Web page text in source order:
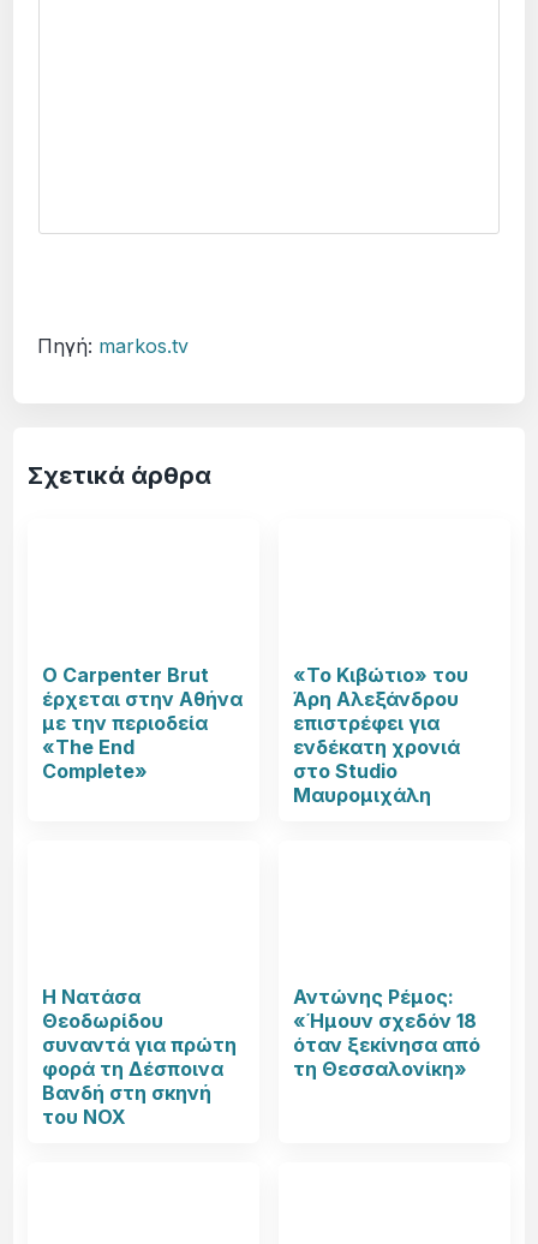
Πηγή: markos.tv
Σχετικά άρθρα
Ο Carpenter Brut
έρχεται στην Αθήνα
με την περιοδεία
«The End
Complete»
«Το Κιβώτιο» του
Άρη Αλεξάνδρου
επιστρέφει για
ενδέκατη χρονιά
στο Studio
Μαυρομιχάλη
Η Νατάσα
Θεοδωρίδου
συναντά για πρώτη
φορά τη Δέσποινα
Βανδή στη σκηνή
του NOX
Αντώνης Ρέμος:
«Ήμουν σχεδόν 18
όταν ξεκίνησα από
τη Θεσσαλονίκη»